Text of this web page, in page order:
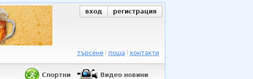
вход регистрация
търсене поща контакти
Спортни Видео новини